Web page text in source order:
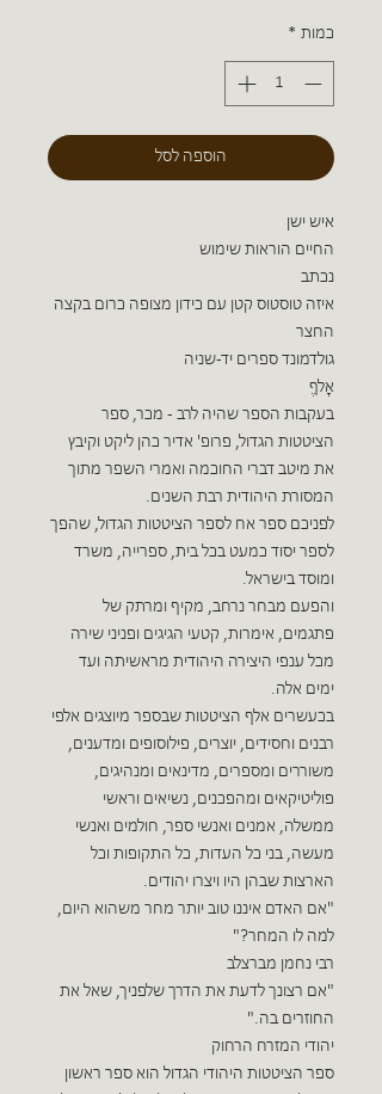
כמות *
הוספה לסל
איש ישן
החיים הוראות שימוש
נכתב
איזה טוסטוס קטן עם כידון מצופה כרום בקצה
החצר
גולדמונד ספרים יד-שניה
אָלףֶ
בעקבות הספר שהיה לרב - מכר, ספר
הציטטות הגדול, פרופ' אדיר כהן ליקט וקיבץ
את מיטב דברי החוכמה ואמרי השפר מתוך
המסורת היהודית רבת השנים.
לפניכם ספר אח לספר הציטטות הגדול, שהפך
לספר יסוד כמעט בכל בית, ספרייה, משרד
ומוסד בישראל.
והפעם מבחר נרחב, מקיף ומרתק של
פתגמים, אימרות, קטעי הגיגים ופניני שירה
מכל ענפי היצירה היהודית מראשיתה ועד
ימים אלה.
בכעשרים אלף הציטטות שבספר מיוצגים אלפי
רבנים וחסידים, יוצרים, פילוסופים ומדענים,
משוררים ומספרים, מדינאים ומנהיגים,
פוליטיקאים ומהפכנים, נשיאים וראשי
ממשלה, אמנים ואנשי ספר, חולמים ואנשי
מעשה, בני כל העדות, כל התקופות וכל
הארצות שבהן היו ויצרו יהודים.
"אם האדם איננו טוב יותר מחר משהוא היום,
למה לו המחר?"
רבי נחמן מברצלב
"אם רצונך לדעת את הדרך שלפניך, שאל את
החוזרים בה."
יהודי המזרח הרחוק
ספר הציטטות היהודי הגדול הוא ספר ראשון